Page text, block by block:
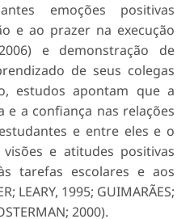
emoções positivas
e ao prazer na execução
e demonstração de
de seus colegas
estudos apontam que a
e a confiança nas relações
e entre eles e o
e atitudes positivas
tarefas escolares e aos
LEARY, 1995; GUIMARÃES;
2000).